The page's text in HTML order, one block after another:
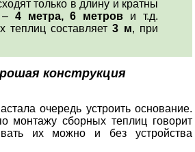
только в длину и кратны
– 4 метра, 6 метров и т.д.
теплиц составляет3 м, при
конструкция
очередь устроить основание.
монтажу сборных теплиц говорит
их можно и без устройства